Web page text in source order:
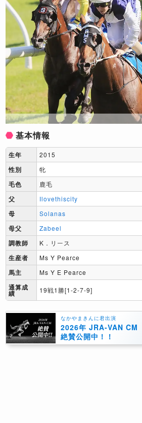
基本情報
生年 2015
性別 牝
毛色 鹿毛
父 Ilovethiscity
母 Solanas
母父 Zabeel
調教師 K．リース
生産者 Ms Y Pearce
馬主 Ms Y E Pearce
通算成
績 19戦1勝[1-2-7-9]
なかやまきんに君出演
2026年 JRA-VAN CM
絶賛公開中！！